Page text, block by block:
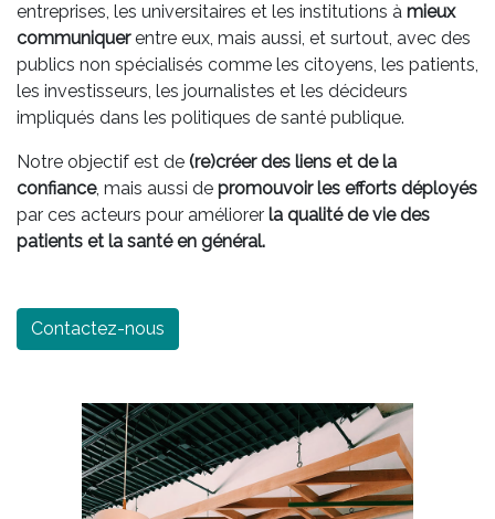
entreprises, les universitaires et les institutions à mieux
communiquerentre eux, mais aussi, et surtout, avec des
publics non spécialisés comme les citoyens, les patients,
les investisseurs, les journalistes et les décideurs
impliqués dans les politiques de santé publique.
Notre objectif est de (re)créer des liens et de la
confiance, mais aussi de promouvoir les efforts déployés
par ces acteurs pour améliorer la qualité de vie des
patients et la santé en général.
Contactez-nous